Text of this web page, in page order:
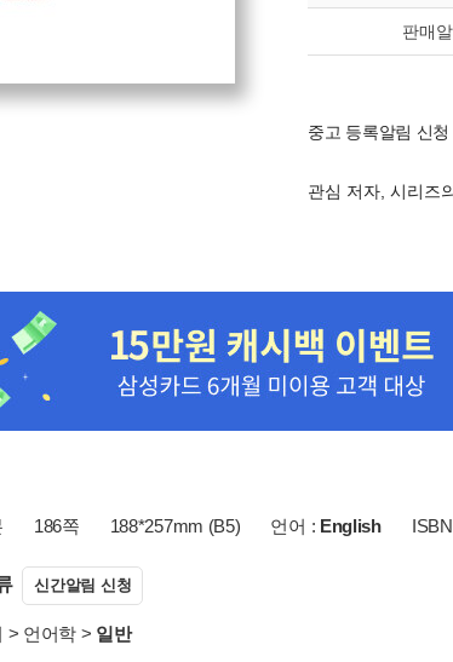
판매
중고 등록알림 신청
관심 저자, 시리즈
186쪽 188*257mm (B5) 언어 : English
신간알림 신청
> 언어학 > 일반